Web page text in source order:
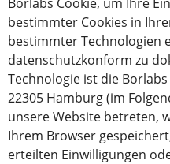
bestimmter Cookies in
bestimmter Technologien
datenschutzkonform zu
Technologie ist die
22305 Hamburg (im
unsere Website betreten,
Ihrem Browser
erteilten Einwilligungen